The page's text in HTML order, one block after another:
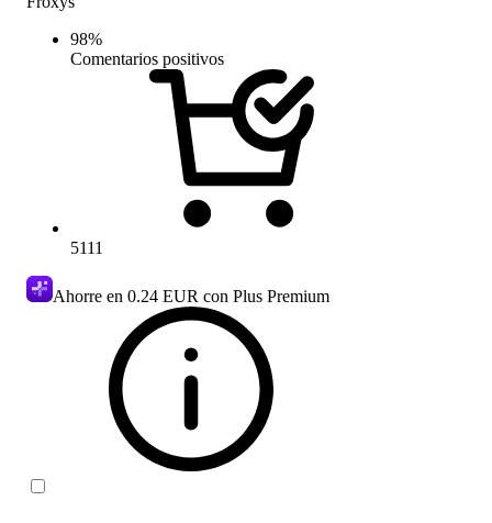
98%
Comentarios positivos
5111
Ahorre en 0.24 EUR con Plus Premium